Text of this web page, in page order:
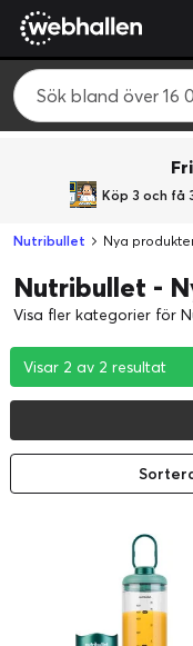
Köp 3 och
Nutribullet Nya
Nutribullet -
Visa fler kategorier för
Visar 2 av 2 resultat
Visar 2 av 2 resultat
Visar 2 av 2 resultat